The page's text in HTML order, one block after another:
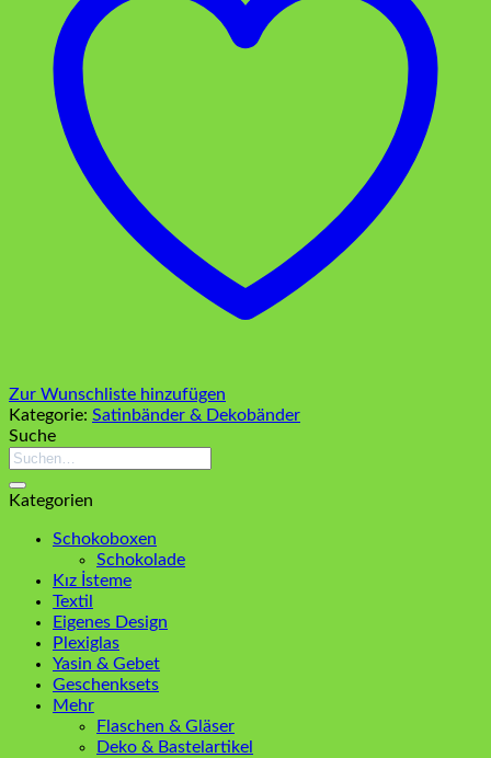
Zur Wunschliste hinzufügen
Kategorie: Satinbänder & Dekobänder
Suche
Suchen
Kategorien
Schokoboxen
Schokolade
Kız İsteme
Textil
Eigenes Design
Plexiglas
Yasin & Gebet
Geschenksets
Mehr
Flaschen & Gläser
Deko & Bastelartikel